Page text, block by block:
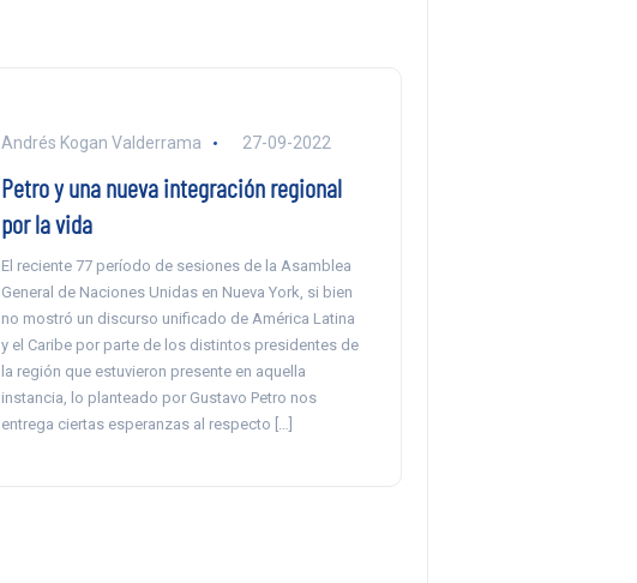
Andrés Kogan Valderrama 27-09-2022
Petro y una nueva integración regional
por la vida
El reciente 77 período de sesiones de la Asamblea
General de Naciones Unidas en Nueva York, si bien
no mostró un discurso unificado de América Latina
y el Caribe por parte de los distintos presidentes de
la región que estuvieron presente en aquella
instancia, lo planteado por Gustavo Petro nos
entrega ciertas esperanzas al respecto […]